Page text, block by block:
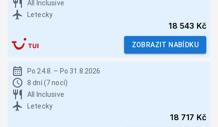
All Inclusive
Letecky
18 543 Kč
ZOBRAZIT NABÍDKU
Po 24.8. – Po 31.8.2026
8 dní (7 nocí)
All Inclusive
Letecky
18 717 Kč